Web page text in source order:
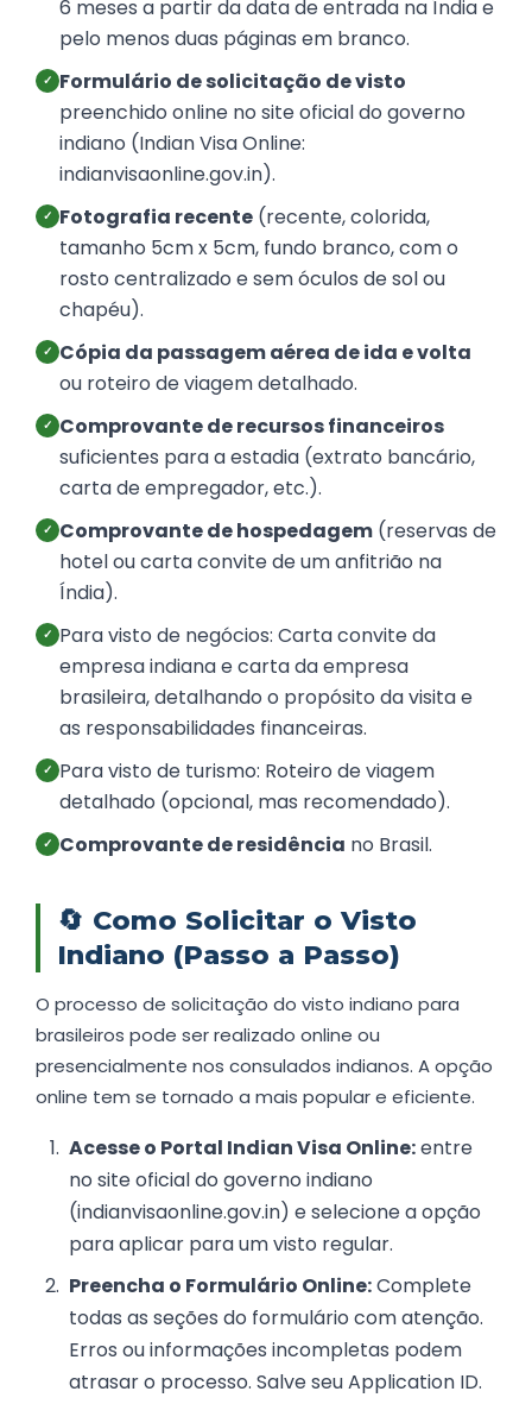
6 meses a partir da data de entrada na Índia e
pelo menos duas páginas em branco.
✓ Formulário de solicitação de visto
preenchido online no site oficial do governo
indiano (Indian Visa Online:
indianvisaonline.gov.in).
✓ Fotografia recente (recente, colorida,
tamanho 5cm x 5cm, fundo branco, com o
rosto centralizado e sem óculos de sol ou
chapéu).
✓ Cópia da passagem aérea de ida e volta
ou roteiro de viagem detalhado.
✓ Comprovante de recursos financeiros
suficientes para a estadia (extrato bancário,
carta de empregador, etc.).
✓ Comprovante de hospedagem (reservas de
hotel ou carta convite de um anfitrião na
Índia).
✓ Para visto de negócios: Carta convite da
empresa indiana e carta da empresa
brasileira, detalhando o propósito da visita e
as responsabilidades financeiras.
✓ Para visto de turismo: Roteiro de viagem
detalhado (opcional, mas recomendado).
✓ Comprovante de residência no Brasil.
🔄 Como Solicitar o Visto
Indiano (Passo a Passo)
O processo de solicitação do visto indiano para
brasileiros pode ser realizado online ou
presencialmente nos consulados indianos. A opção
online tem se tornado a mais popular e eficiente.
Acesse o Portal Indian Visa Online:entre
no site oficial do governo indiano
(indianvisaonline.gov.in) e selecione a opção
para aplicar para um visto regular.
Preencha o Formulário Online:Complete
todas as seções do formulário com atenção.
Erros ou informações incompletas podem
atrasar o processo. Salve seu Application ID.